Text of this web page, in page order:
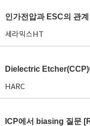
인가전압과 ESC의 관
세라믹스HT
HARC
ICP에서 biasing 질문